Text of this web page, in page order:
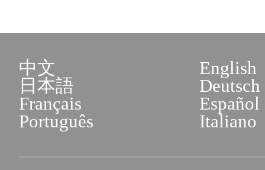
中文
English
日本語
Deutsch
Français
Español
Português
Italiano